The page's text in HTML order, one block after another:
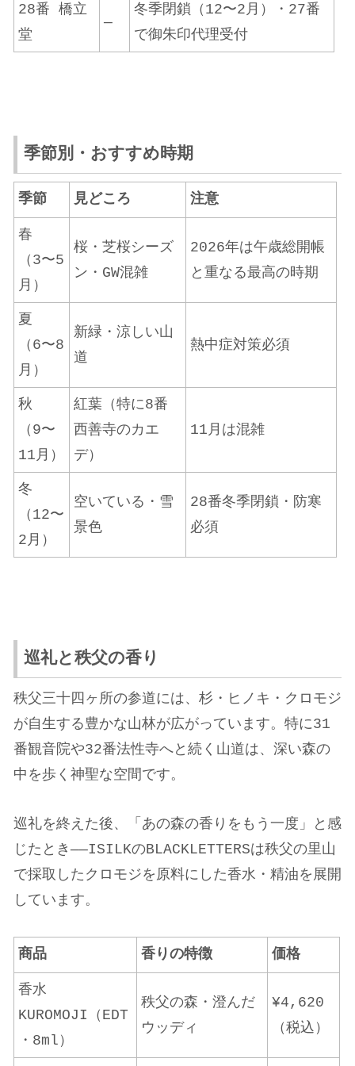
28番 橋立
堂
—
冬季閉鎖（12〜2月）・27番
で御朱印代理受付
季節別・おすすめ時期
季節 見どころ 注意
春
（3〜5
月）
桜・芝桜シーズ
ン・GW混雑
2026年は午歳総開帳
と重なる最高の時期
夏
（6〜8
月）
新緑・涼しい山
道
熱中症対策必須
秋
（9〜
11月）
紅葉（特に8番
西善寺のカエ
デ）
11月は混雑
冬
（12〜
2月）
空いている・雪
景色
28番冬季閉鎖・防寒
必須
巡礼と秩父の香り
秩父三十四ヶ所の参道には、杉・ヒノキ・クロモジ
が自生する豊かな山林が広がっています。特に31
番観音院や32番法性寺へと続く山道は、深い森の
中を歩く神聖な空間です。
巡礼を終えた後、「あの森の香りをもう一度」と感
じたとき——ISILKのBLACKLETTERSは秩父の里山
で採取したクロモジを原料にした香水・精油を展開
しています。
商品 香りの特徴 価格
香水
KUROMOJI（EDT
・8ml）
秩父の森・澄んだ
ウッディ
¥4,620
（税込）